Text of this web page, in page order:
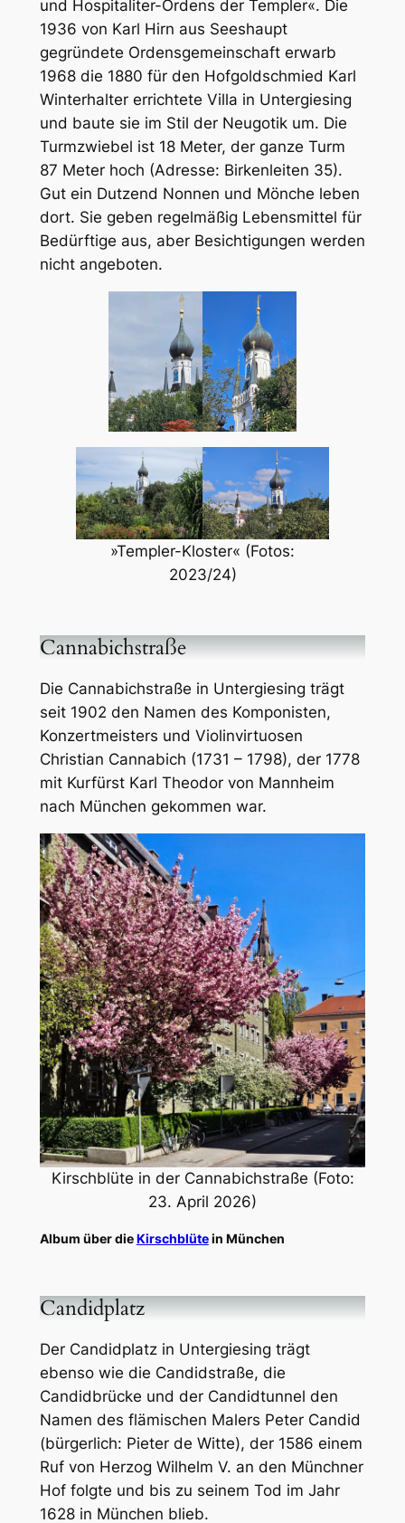
und Hospitaliter-Ordens der Templer«. Die
1936 von Karl Hirn aus Seeshaupt
gegründete Ordensgemeinschaft erwarb
1968 die 1880 für den Hofgoldschmied Karl
Winterhalter errichtete Villa in Untergiesing
und baute sie im Stil der Neugotik um. Die
Turmzwiebel ist 18 Meter, der ganze Turm
87 Meter hoch (Adresse: Birkenleiten 35).
Gut ein Dutzend Nonnen und Mönche leben
dort. Sie geben regelmäßig Lebensmittel für
Bedürftige aus, aber Besichtigungen werden
nicht angeboten.
»Templer-Kloster« (Fotos:
2023/24)
Cannabichstraße
Die Cannabichstraße in Untergiesing trägt
seit 1902 den Namen des Komponisten,
Konzertmeisters und Violinvirtuosen
Christian Cannabich (1731 – 1798), der 1778
mit Kurfürst Karl Theodor von Mannheim
nach München gekommen war.
Kirschblüte in der Cannabichstraße (Foto:
23. April 2026)
Album über dieKirschblütein München
Candidplatz
Der Candidplatz in Untergiesing trägt
ebenso wie die Candidstraße, die
Candidbrücke und der Candidtunnel den
Namen des flämischen Malers Peter Candid
(bürgerlich: Pieter de Witte), der 1586 einem
Ruf von Herzog Wilhelm V. an den Münchner
Hof folgte und bis zu seinem Tod im Jahr
1628 in München blieb.